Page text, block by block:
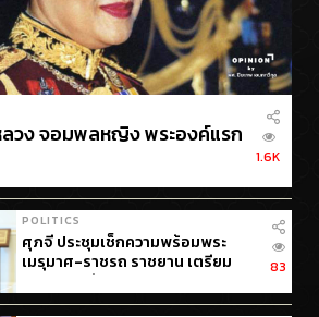
วง จอมพลหญิง พระองค์แรก
1.6K
POLITICS
ศุภจี ประชุมเช็กความพร้อมพระ
เมรุมาศ-ราชรถ ราชยาน เตรียม
พระราชพิธีถวายพระเพลิงพระบรม
ศพพระพันปีหลวง
83